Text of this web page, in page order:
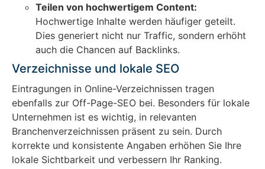
Teilen von hochwertigem Content:
Hochwertige Inhalte werden häufiger geteilt.
Dies generiert nicht nur Traffic, sondern erhöht
auch die Chancen auf Backlinks.
Verzeichnisse und lokale SEO
Eintragungen in Online-Verzeichnissen tragen
ebenfalls zur Off-Page-SEO bei. Besonders für lokale
Unternehmen ist es wichtig, in relevanten
Branchenverzeichnissen präsent zu sein. Durch
korrekte und konsistente Angaben erhöhen Sie Ihre
lokale Sichtbarkeit und verbessern Ihr Ranking.